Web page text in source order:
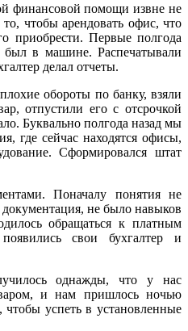
финансовой помощи извне не
чтобы арендовать офис, что
приобрести. Первые полгода
был в машине. Распечатывали
делал отчеты.
обороты по банку, взяли
отпустили его с отсрочкой
Буквально полгода назад мы
где сейчас находятся офисы,
Сформировался штат
Поначалу понятия не
не было навыков
обращаться к платным
свои бухгалтер и
однажды, что у нас
и нам пришлось ночью
чтобы успеть в установленные